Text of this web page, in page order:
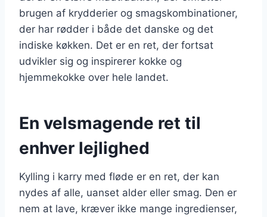
brugen af krydderier og smagskombinationer,
der har rødder i både det danske og det
indiske køkken. Det er en ret, der fortsat
udvikler sig og inspirerer kokke og
hjemmekokke over hele landet.
En velsmagende ret til
enhver lejlighed
Kylling i karry med fløde er en ret, der kan
nydes af alle, uanset alder eller smag. Den er
nem at lave, kræver ikke mange ingredienser,